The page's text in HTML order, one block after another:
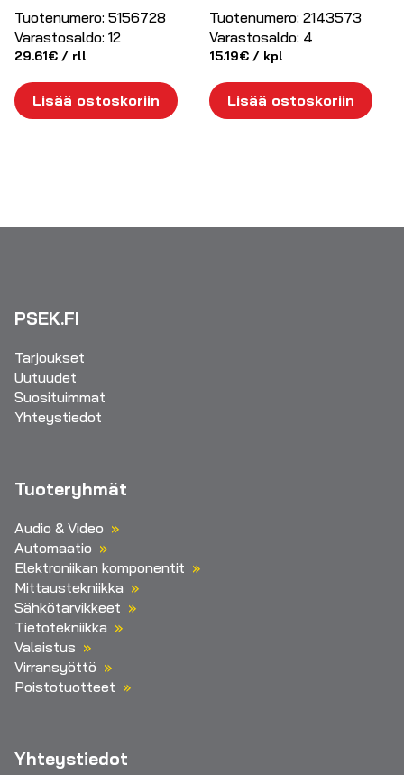
Tuotenumero: 5156728
Varastosaldo: 12
29.61€ / rll
Lisää ostoskoriin
Tuotenumero: 2143573
Varastosaldo: 4
15.19€ / kpl
Lisää ostoskoriin
PSEK.FI
Tarjoukset
Uutuudet
Suosituimmat
Yhteystiedot
Tuoteryhmät
Audio & Video
Automaatio
Elektroniikan komponentit
Mittaustekniikka
Sähkötarvikkeet
Tietotekniikka
Valaistus
Virransyöttö
Poistotuotteet
Yhteystiedot